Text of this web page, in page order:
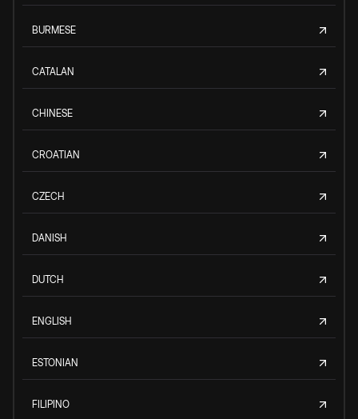
BURMESE
CATALAN
CHINESE
CROATIAN
CZECH
DANISH
DUTCH
ENGLISH
ESTONIAN
FILIPINO